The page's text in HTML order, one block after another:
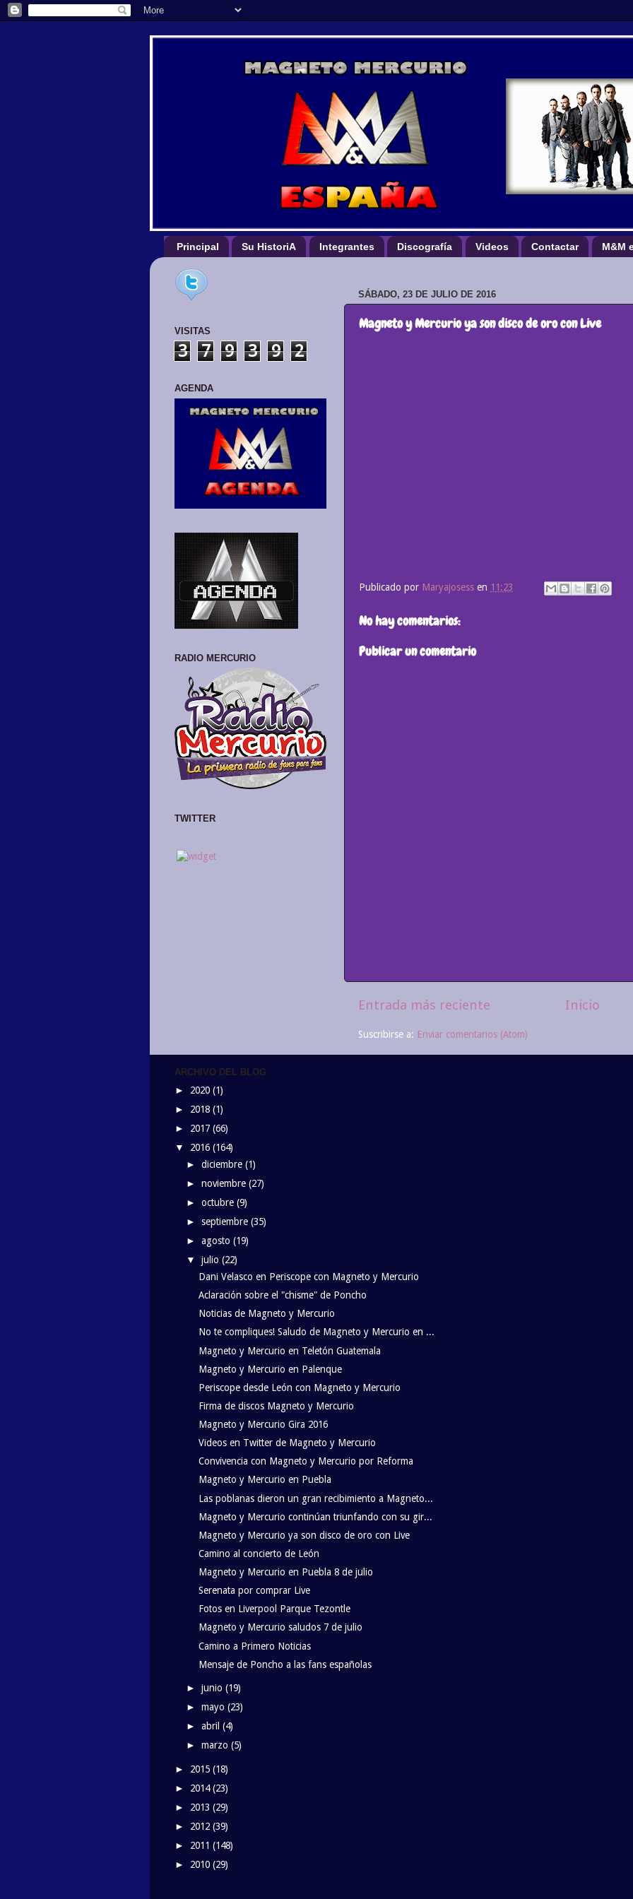
Principal Su HistoriA Integrantes Discografía Videos Contactar M&M
SÁBADO, 23 DE JULIO DE 2016
Magneto y Mercurio ya son disco de oro con Live
Publicado por Maryajosess en 11:23
No hay comentarios:
Publicar un comentario
Entrada más reciente Inicio
Suscribirse a: Enviar comentarios (Atom)
VISITAS
3 7 9 3 9 2
AGENDA
RADIO MERCURIO
TWITTER
ARCHIVO DEL BLOG
► 2020 (1)
► 2018 (1)
► 2017 (66)
▼ 2016 (164)
►diciembre(1)
►noviembre(27)
►octubre(9)
►septiembre(35)
►agosto(19)
▼julio(22)
Dani Velasco en Periscope con Magneto y Mercurio
Aclaración sobre el "chisme" de Poncho
Noticias de Magneto y Mercurio
No te compliques! Saludo de Magneto y Mercurio en ...
Magneto y Mercurio en Teletón Guatemala
Magneto y Mercurio en Palenque
Periscope desde León con Magneto y Mercurio
Firma de discos Magneto y Mercurio
Magneto y Mercurio Gira 2016
Videos en Twitter de Magneto y Mercurio
Convivencia con Magneto y Mercurio por Reforma
Magneto y Mercurio en Puebla
Las poblanas dieron un gran recibimiento a Magneto...
Magneto y Mercurio continúan triunfando con su gir...
Magneto y Mercurio ya son disco de oro con Live
Camino al concierto de León
Magneto y Mercurio en Puebla 8 de julio
Serenata por comprar Live
Fotos en Liverpool Parque Tezontle
Magneto y Mercurio saludos 7 de julio
Camino a Primero Noticias
Mensaje de Poncho a las fans españolas
►junio(19)
►mayo(23)
►abril(4)
►marzo(5)
► 2015 (18)
► 2014(23)
► 2013 (29)
► 2012 (39)
► 2011 (148)
► 2010 (29)